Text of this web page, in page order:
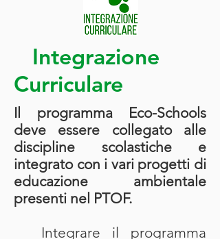
Integrazione
Curriculare
Il programma Eco-Schools
deve essere collegato alle
discipline scolastiche e
integrato con i vari progetti di
educazione ambientale
presenti nel PTOF.
Integrare il programma